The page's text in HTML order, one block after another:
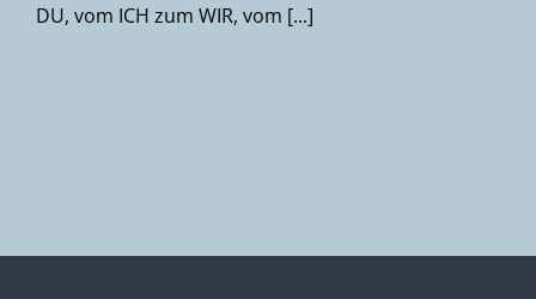
DU, vom ICH zum WIR, vom [...]